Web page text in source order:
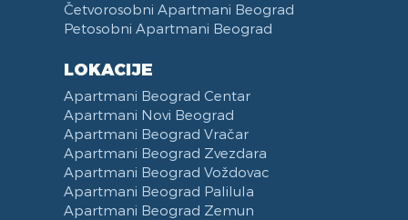
Četvorosobni Apartmani Beograd
Petosobni Apartmani Beograd
LOKACIJE
Apartmani Beograd Centar
Apartmani Novi Beograd
Apartmani Beograd Vračar
Apartmani Beograd Zvezdara
Apartmani Beograd Voždovac
Apartmani Beograd Palilula
Apartmani Beograd Zemun